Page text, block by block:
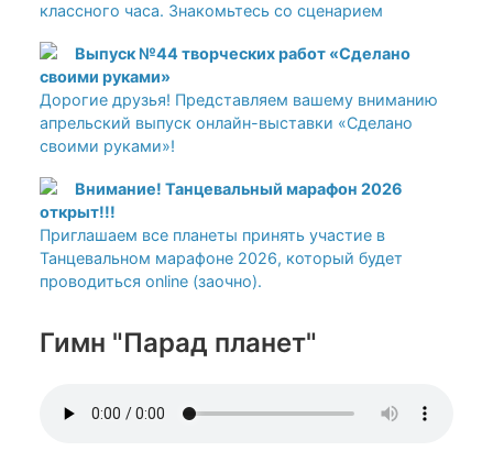
классного часа. Знакомьтесь со сценарием
Выпуск №44 творческих работ «Сделано
своими руками»
Дорогие друзья! Представляем вашему вниманию
апрельский выпуск онлайн-выставки «Сделано
своими руками»!
Внимание! Танцевальный марафон 2026
открыт!!!
Приглашаем все планеты принять участие в
Танцевальном марафоне 2026, который будет
проводиться online (заочно).
Гимн "Парад планет"